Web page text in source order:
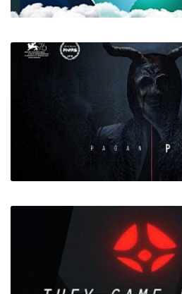
80 Days